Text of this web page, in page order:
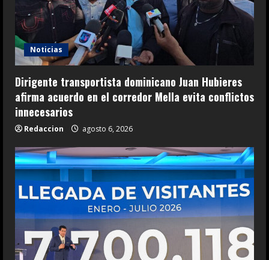
Noticias
Dirigente transportista dominicano Juan Hubieres
afirma acuerdo en el corredor Mella evita conflictos
innecesarios
Redaccion agosto 6, 2026